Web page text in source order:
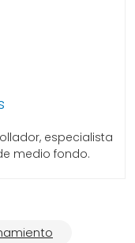
especialista
medio fondo.